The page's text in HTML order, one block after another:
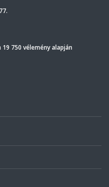
750 vélemény alapján